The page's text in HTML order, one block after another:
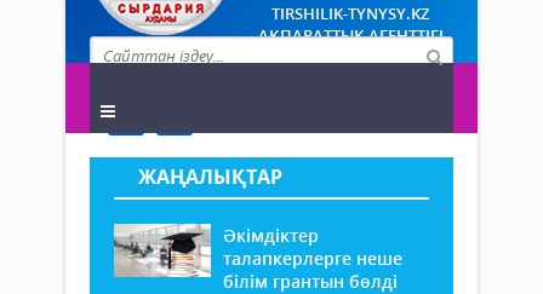
TIRSHILIK-TYNYSY.KZ
АҚПАРАТТЫҚ АГЕНТТІГІ
ЖАҢАЛЫҚТАР
Әкімдіктер
талапкерлерге неше
білім грантын бөлді